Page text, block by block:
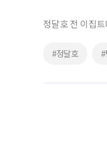
정달호 전 이집
#정달호